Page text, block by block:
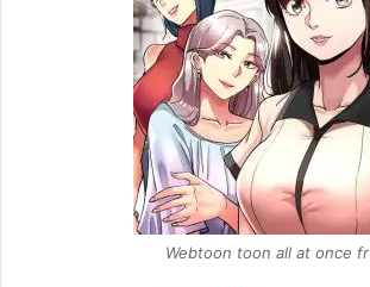
Webtoon toon all at once fr